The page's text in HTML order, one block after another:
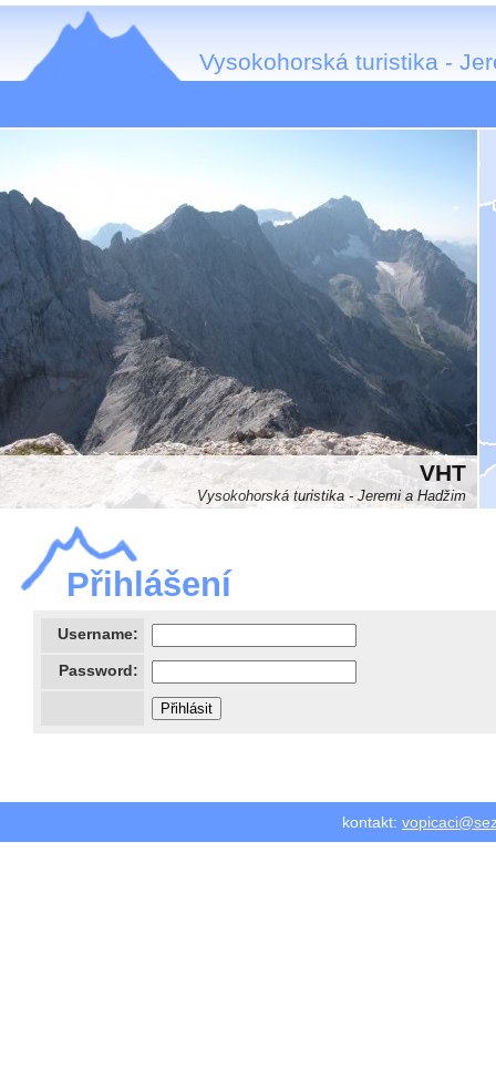
Vysokohorská turistika -
VHT
Vysokohorská turistika - Jeremi a Hadžim
Přihlášení
Username:
Password:
kontakt: